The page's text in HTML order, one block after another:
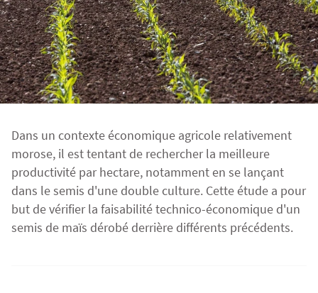
Dans un contexte économique agricole relativement
morose, il est tentant de rechercher la meilleure
productivité par hectare, notamment en se lançant
dans le semis d'une double culture. Cette étude a pour
but de vérifier la faisabilité technico-économique d'un
semis de maïs dérobé derrière différents précédents.
Fourragères
Luzerne
Plantain fourrager
Ray-grass anglais
Trèfle blanc
Protéagineux
Semences Bio
Fourragères Bio
Tournesol
Blé
Orge
Triticale
Résultats d’essais Orge
Résultats d'essais Triticale
Résultats d'essais Protéagineux
Colza
Blé
Orge
Maïs ensilage